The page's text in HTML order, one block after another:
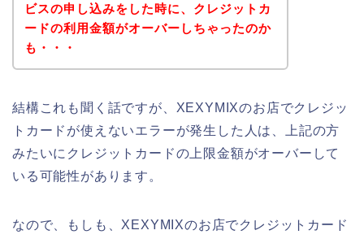
ビスの申し込みをした時に、クレジットカ
ードの利用金額がオーバーしちゃったのか
も・・・
結構これも聞く話ですが、XEXYMIXのお店でクレジッ
トカードが使えないエラーが発生した人は、上記の方
みたいにクレジットカードの上限金額がオーバーして
いる可能性があります。
なので、もしも、XEXYMIXのお店でクレジットカード